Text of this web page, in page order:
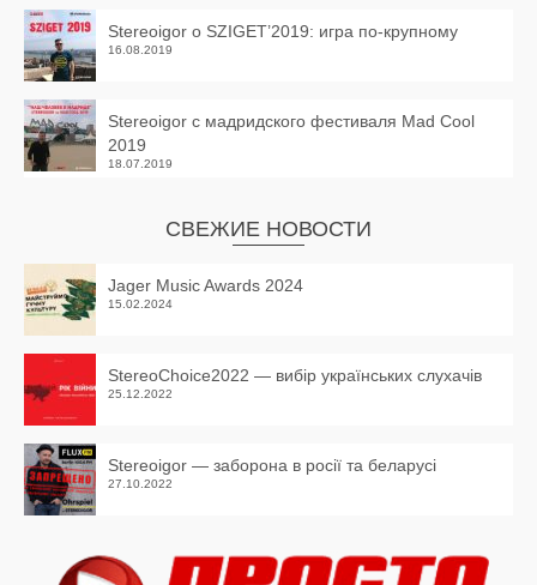
Stereoigor о SZIGET’2019: игра по-крупному
16.08.2019
Stereoigor с мадридского фестиваля Mad Cool
2019
18.07.2019
СВЕЖИЕ НОВОСТИ
Jager Music Awards 2024
15.02.2024
StereoChoice2022 — вибір українських слухачів
25.12.2022
Stereoigor — заборона в росії та беларусі
27.10.2022